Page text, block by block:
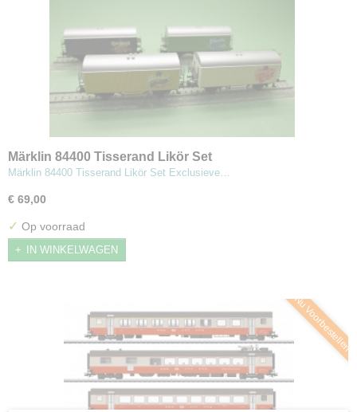
Märklin 84400 Tisserand Likör Set
Märklin 84400 Tisserand Likör Set Exclusieve…
€ 69,00
✓ Op voorraad
IN WINKELWAGEN
Nu Voorbestellen